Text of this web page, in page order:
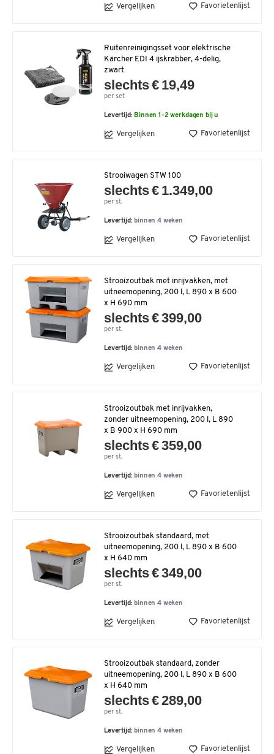
Vergelijken Favorietenlijst
Ruitenreinigingsset voor elektrische
Kärcher EDI 4 ijskrabber, 4-delig,
zwart
slechts € 19,49
per set
Levertijd: Binnen 1-2 werkdagen bij u
Vergelijken Favorietenlijst
Strooiwagen STW 100
slechts € 1.349,00
per st.
Levertijd: binnen 4 weken
Vergelijken Favorietenlijst
Strooizoutbak met inrijvakken, met
uitneemopening, 200 l, L 890 x B 600
x H 690 mm
slechts € 399,00
per st.
Levertijd: binnen 4 weken
Vergelijken Favorietenlijst
Strooizoutbak met inrijvakken,
zonder uitneemopening, 200 l, L 890
x B 900 x H 690 mm
slechts € 359,00
per st.
Levertijd: binnen 4 weken
Vergelijken Favorietenlijst
Strooizoutbak standaard, met
uitneemopening, 200 l, L 890 x B 600
x H 640 mm
slechts € 349,00
per st.
Levertijd: binnen 4 weken
Vergelijken Favorietenlijst
Strooizoutbak standaard, zonder
uitneemopening, 200 l, L 890 x B 600
x H 640 mm
slechts € 289,00
per st.
Levertijd: binnen 4 weken
Vergelijken Favorietenlijst